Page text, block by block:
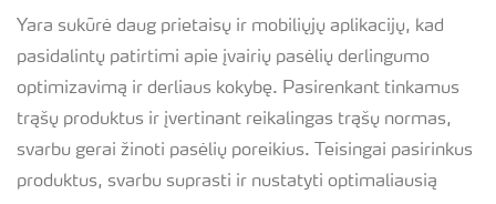
Yara sukūrė daug prietaisų ir mobiliųjų aplikacijų, kad
pasidalintų patirtimi apie įvairių pasėlių derlingumo
optimizavimą ir derliaus kokybę. Pasirenkant tinkamus
trąšų produktus ir įvertinant reikalingas trąšų normas,
svarbu gerai žinoti pasėlių poreikius. Teisingai pasirinkus
produktus, svarbu suprasti ir nustatyti optimaliausią